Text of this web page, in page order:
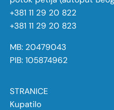
+381 11 29 20 822
+381 11 29 20 823
MB: 20479043
PIB: 105874962
STRANICE
Kupatilo